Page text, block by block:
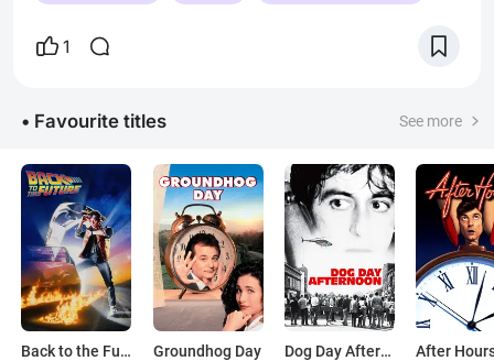
1
• Favourite titles See more
Back to the Future Groundhog Day Dog Day Afternoon After